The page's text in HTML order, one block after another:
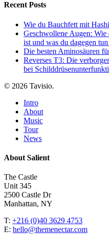
Recent Posts
Wie du Bauchfett mit
Geschwollene Augen: Wie
ist und was du dagegen
Die besten Aminosäuren
Reverses T3: Die
bei
© 2026 Tavisio.
Close
Menu
Intro
About
Music
Tour
News
About Salient
The Castle
Unit 345
2500 Castle Dr
Manhattan, NY
T: +216 (0)40 3629 4753
E: hello@themenectar.com